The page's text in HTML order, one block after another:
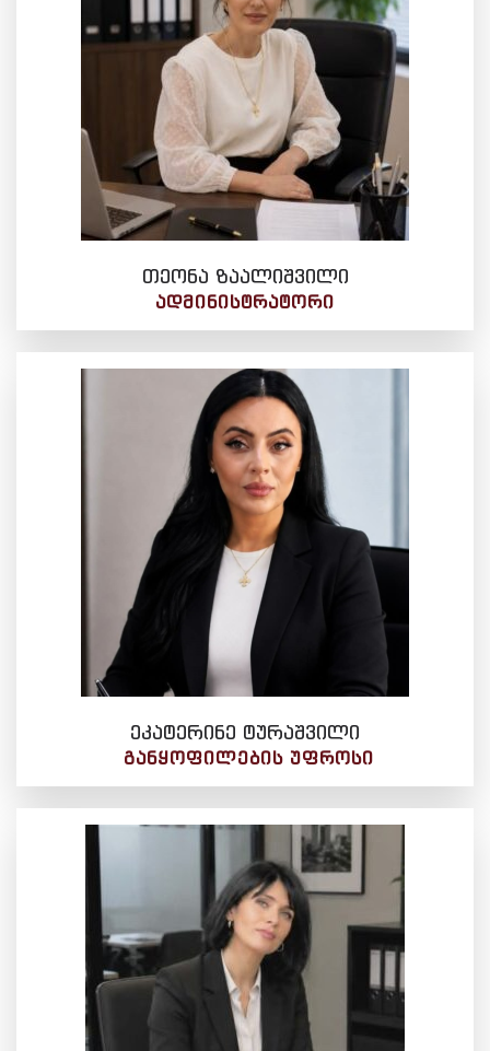
თეონა ზაალიშვილი
ᲐᲓᲛᲘᲜᲘᲡᲢᲠᲐᲢᲝᲠᲘ
ეკატერინე ტურაშვილი
ᲒᲐᲜᲧᲝᲤᲘᲚᲔᲑᲘᲡ ᲣᲤᲠᲝᲡᲘ